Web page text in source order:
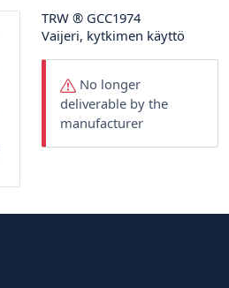
TRW ® GCC1974
Vaijeri, kytkimen käyttö
No longer
deliverable by the
manufacturer